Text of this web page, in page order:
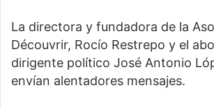
La directora y fundadora de la
Découvrir, Rocío Restrepo y el
dirigente político José Antonio
envían alentadores mensajes.